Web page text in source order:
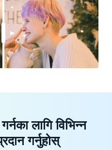
लागि विभिन्न
गर्नुहोस्